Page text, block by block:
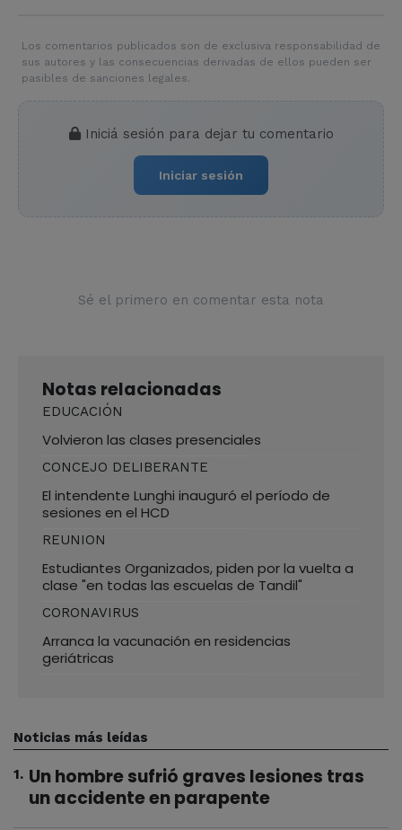
Los comentarios publicados son de exclusiva responsabilidad de
sus autores y las consecuencias derivadas de ellos pueden ser
pasibles de sanciones legales.
Iniciá sesión para dejar tu comentario
Iniciar sesión
Sé el primero en comentar esta nota
Notas relacionadas
EDUCACIÓN
Volvieron las clases presenciales
CONCEJO DELIBERANTE
El intendente Lunghi inauguró el período de
sesiones en el HCD
REUNION
Estudiantes Organizados, piden por la vuelta a
clase "en todas las escuelas de Tandil"
CORONAVIRUS
Arranca la vacunación en residencias
geriátricas
Noticias más leídas
1. Un hombre sufrió graves lesiones tras
un accidente en parapente